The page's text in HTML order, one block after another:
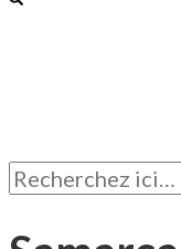
Rechercher: